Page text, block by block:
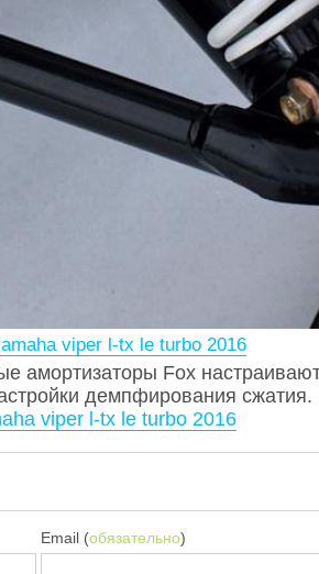
viper l-tx le turbo 2016
Fox
демпфирования сжатия.
viper l-tx le turbo 2016
Email (обязательно)